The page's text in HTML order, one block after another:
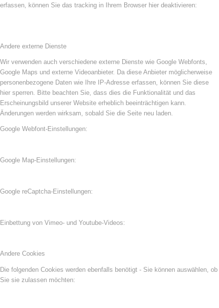
erfassen, können Sie das tracking in Ihrem Browser hier deaktivieren:
Andere externe Dienste
Wir verwenden auch verschiedene externe Dienste wie Google Webfonts,
Google Maps und externe Videoanbieter. Da diese Anbieter möglicherweise
personenbezogene Daten wie Ihre IP-Adresse erfassen, können Sie diese
hier sperren. Bitte beachten Sie, dass dies die Funktionalität und das
Erscheinungsbild unserer Website erheblich beeinträchtigen kann.
Änderungen werden wirksam, sobald Sie die Seite neu laden.
Google Webfont-Einstellungen:
Google Map-Einstellungen:
Google reCaptcha-Einstellungen:
Einbettung von Vimeo- und Youtube-Videos:
Andere Cookies
Die folgenden Cookies werden ebenfalls benötigt - Sie können auswählen, ob
Sie sie zulassen möchten: